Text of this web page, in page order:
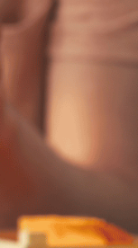
consultar nuestra